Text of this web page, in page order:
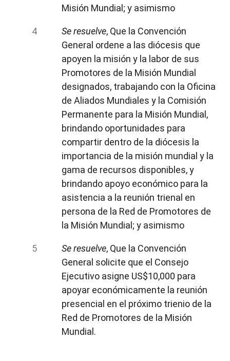
Misión Mundial; y asimismo
Se resuelve, Que la Convención
General ordene a las diócesis que
apoyen la misión y la labor de sus
Promotores de la Misión Mundial
designados, trabajando con la Oficina
de Aliados Mundiales y la Comisión
Permanente para la Misión Mundial,
brindando oportunidades para
compartir dentro de la diócesis la
importancia de la misión mundial y la
gama de recursos disponibles, y
brindando apoyo económico para la
asistencia a la reunión trienal en
persona de la Red de Promotores de
la Misión Mundial; y asimismo
Se resuelve, Que la Convención
General solicite que el Consejo
Ejecutivo asigne US$10,000 para
apoyar económicamente la reunión
presencial en el próximo trienio de la
Red de Promotores de la Misión
Mundial.